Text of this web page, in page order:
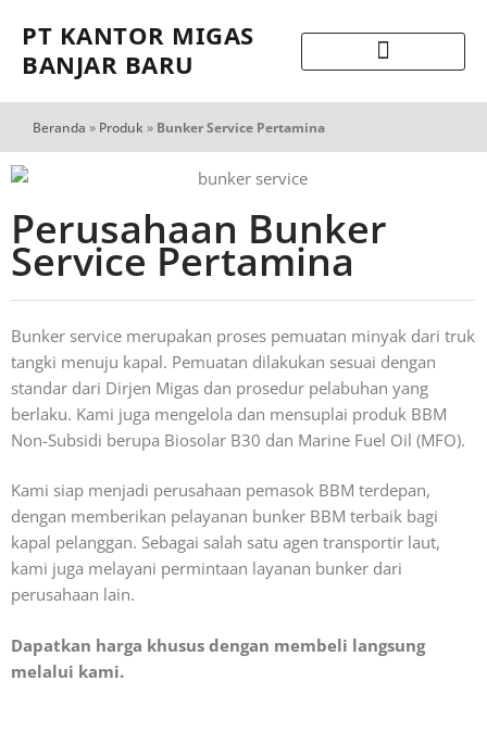
PT KANTOR MIGAS
BANJAR BARU
Beranda » Produk » Bunker Service Pertamina
Perusahaan Bunker
Service Pertamina
Bunker service merupakan proses pemuatan minyak dari truk
tangki menuju kapal. Pemuatan dilakukan sesuai dengan
standar dari Dirjen Migas dan prosedur pelabuhan yang
berlaku. Kami juga mengelola dan mensuplai produk BBM
Non-Subsidi berupa Biosolar B30 dan Marine Fuel Oil (MFO).
Kami siap menjadi perusahaan pemasok BBM terdepan,
dengan memberikan pelayanan bunker BBM terbaik bagi
kapal pelanggan. Sebagai salah satu agen transportir laut,
kami juga melayani permintaan layanan bunker dari
perusahaan lain.
Dapatkan harga khusus dengan membeli langsung
melalui kami.